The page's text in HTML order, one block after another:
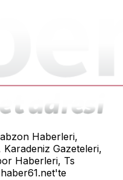
Haberleri,
Gazeteleri,
Haberleri, Ts